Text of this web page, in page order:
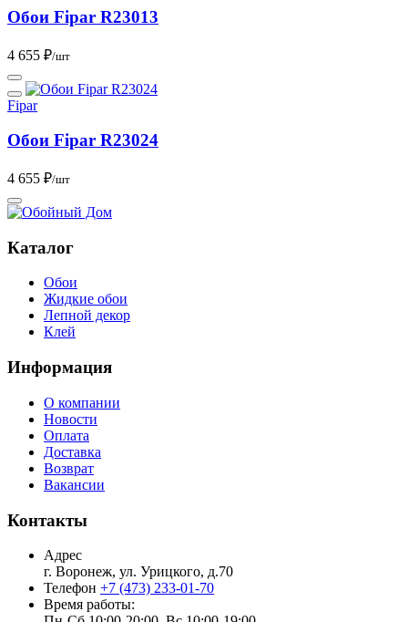
Обои Fipar R23013
4 655 ₽/шт
Fipar
Обои Fipar R23024
4 655 ₽/шт
Каталог
Обои
Жидкие обои
Лепной декор
Клей
Информация
О компании
Новости
Оплата
Доставка
Возврат
Вакансии
Контакты
Адрес
г. Воронеж, ул. Урицкого, д.70
Телефон +7 (473) 233-01-70
Время работы: